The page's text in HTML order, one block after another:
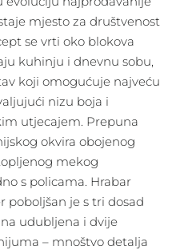
mjesto za društvenost
se vrti oko blokova
kuhinju i dnevnu sobu,
koji omogućuje najveću
nizu boja i
utjecajem. Prepuna
okvira obojenog
mekog
s policama. Hrabar
poboljšan je s tri dosad
udubljena i dvije
– mnoštvo detalja